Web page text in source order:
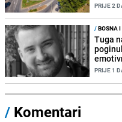
PRIJE 2
/BOSNA
Tuga
PRIJE 1
/ Komentari